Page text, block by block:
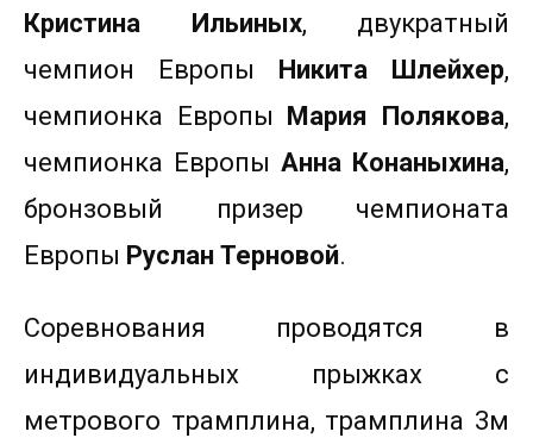
Кристина Ильиных, двукратный
чемпион Европы
Никита Шлейхер,
чемпионка Европы
Мария Полякова,
чемпионка Европы Анна Конаныхина,
бронзовый призер чемпионата
Европы Руслан Терновой.
Соревнования проводятся в
индивидуальных прыжках с
метрового трамплина, трамплина 3м